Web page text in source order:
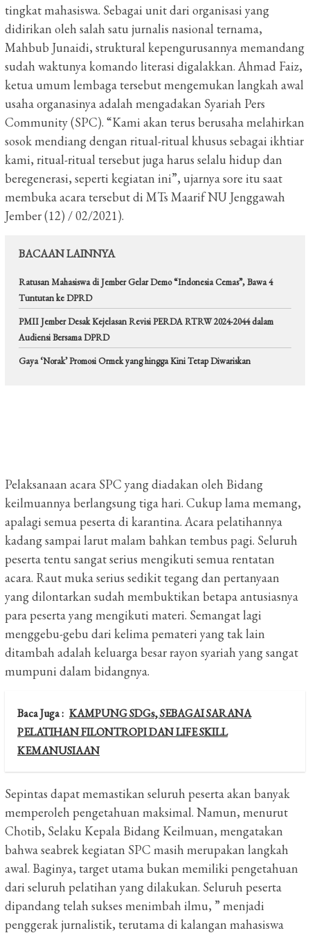
tingkat mahasiswa. Sebagai unit dari organisasi yang
didirikan oleh salah satu jurnalis nasional ternama,
Mahbub Junaidi, struktural kepengurusannya memandang
sudah waktunya komando literasi digalakkan. Ahmad Faiz,
ketua umum lembaga tersebut mengemukan langkah awal
usaha organasinya adalah mengadakan Syariah Pers
Community (SPC). “Kami akan terus berusaha melahirkan
sosok mendiang dengan ritual-ritual khusus sebagai ikhtiar
kami, ritual-ritual tersebut juga harus selalu hidup dan
beregenerasi, seperti kegiatan ini”, ujarnya sore itu saat
membuka acara tersebut di MTs Maarif NU Jenggawah
Jember (12) / 02/2021).
BACAAN LAINNYA
Ratusan Mahasiswa di Jember Gelar Demo “Indonesia Cemas”, Bawa 4
Tuntutan ke DPRD
PMII Jember Desak Kejelasan Revisi PERDA RTRW 2024-2044 dalam
Audiensi Bersama DPRD
Gaya ‘Norak’ Promosi Ormek yang hingga Kini Tetap Diwariskan
Pelaksanaan acara SPC yang diadakan oleh Bidang
keilmuannya berlangsung tiga hari. Cukup lama memang,
apalagi semua peserta di karantina. Acara pelatihannya
kadang sampai larut malam bahkan tembus pagi. Seluruh
peserta tentu sangat serius mengikuti semua rentatan
acara. Raut muka serius sedikit tegang dan pertanyaan
yang dilontarkan sudah membuktikan betapa antusiasnya
para peserta yang mengikuti materi. Semangat lagi
menggebu-gebu dari kelima pemateri yang tak lain
ditambah adalah keluarga besar rayon syariah yang sangat
mumpuni dalam bidangnya.
Baca Juga : KAMPUNG SDGs, SEBAGAI SARANA
PELATIHAN FILONTROPI DAN LIFE SKILL
KEMANUSIAAN
Sepintas dapat memastikan seluruh peserta akan banyak
memperoleh pengetahuan maksimal. Namun, menurut
Chotib, Selaku Kepala Bidang Keilmuan, mengatakan
bahwa seabrek kegiatan SPC masih merupakan langkah
awal. Baginya, target utama bukan memiliki pengetahuan
dari seluruh pelatihan yang dilakukan. Seluruh peserta
dipandang telah sukses menimbah ilmu, ” menjadi
penggerak jurnalistik, terutama di kalangan mahasiswa